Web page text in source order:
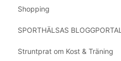
Shopping
SPORTHÄLSAS BLOGGPORTAL
Struntprat om Kost & Träning